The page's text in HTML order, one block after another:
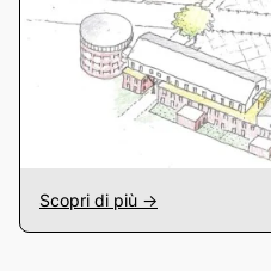
Scopri di più ->